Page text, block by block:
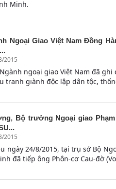
Minh.
Ngoại Giao Việt Nam Đồng
2015
ngoại giao Việt Nam đã
tranh giành độc lập dân tộc,
Bộ trưởng Ngoại giao
2015
ngày 24/8/2015, tại trụ sở Bộ
đã tiếp ông Phôn-cơ Cau-đờ